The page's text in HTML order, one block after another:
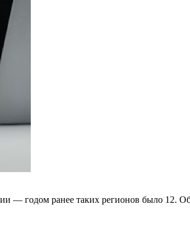
— годом ранее таких регионов было 12.